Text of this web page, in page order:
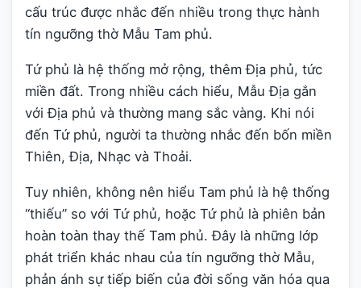
cấu trúc được nhắc đến nhiều trong thực hành
tín ngưỡng thờ Mẫu Tam phủ.
Tứ phủ là hệ thống mở rộng, thêm Địa phủ, tức
miền đất. Trong nhiều cách hiểu, Mẫu Địa gắn
với Địa phủ và thường mang sắc vàng. Khi nói
đến Tứ phủ, người ta thường nhắc đến bốn miền
Thiên, Địa, Nhạc và Thoải.
Tuy nhiên, không nên hiểu Tam phủ là hệ thống
“thiếu” so với Tứ phủ, hoặc Tứ phủ là phiên bản
hoàn toàn thay thế Tam phủ. Đây là những lớp
phát triển khác nhau của tín ngưỡng thờ Mẫu,
phản ánh sự tiếp biến của đời sống văn hóa qua